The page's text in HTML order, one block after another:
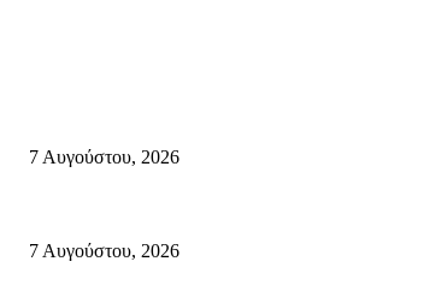
7 Αυγούστου, 2026
7 Αυγούστου, 2026